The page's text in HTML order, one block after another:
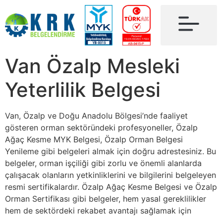
Van Özalp Mesleki
Yeterlilik Belgesi
Van, Özalp ve Doğu Anadolu Bölgesi’nde faaliyet
gösteren orman sektöründeki profesyoneller, Özalp
Ağaç Kesme MYK Belgesi, Özalp Orman Belgesi
Yenileme gibi belgeleri almak için doğru adrestesiniz. Bu
belgeler, orman işçiliği gibi zorlu ve önemli alanlarda
çalışacak olanların yetkinliklerini ve bilgilerini belgeleyen
resmi sertifikalardır. Özalp Ağaç Kesme Belgesi ve Özalp
Orman Sertifikası gibi belgeler, hem yasal gereklilikler
hem de sektördeki rekabet avantajı sağlamak için